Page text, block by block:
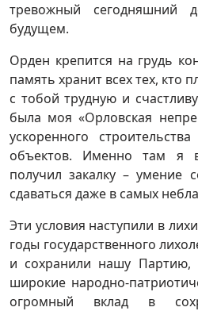
тревожный сегодняшний
будущем.
Орден крепится на грудь
память хранит всех тех, кто
с тобой трудную и
была моя «Орловская
ускоренного
объектов. Именно там я
получил закалку – умение
сдаваться даже в самых
Эти условия наступили в
годы государственного
и сохранили нашу Партию,
широкие народно-
огромный вклад в